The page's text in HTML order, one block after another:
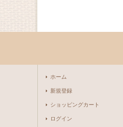
ホーム
新規登録
ショッピングカート
ログイン